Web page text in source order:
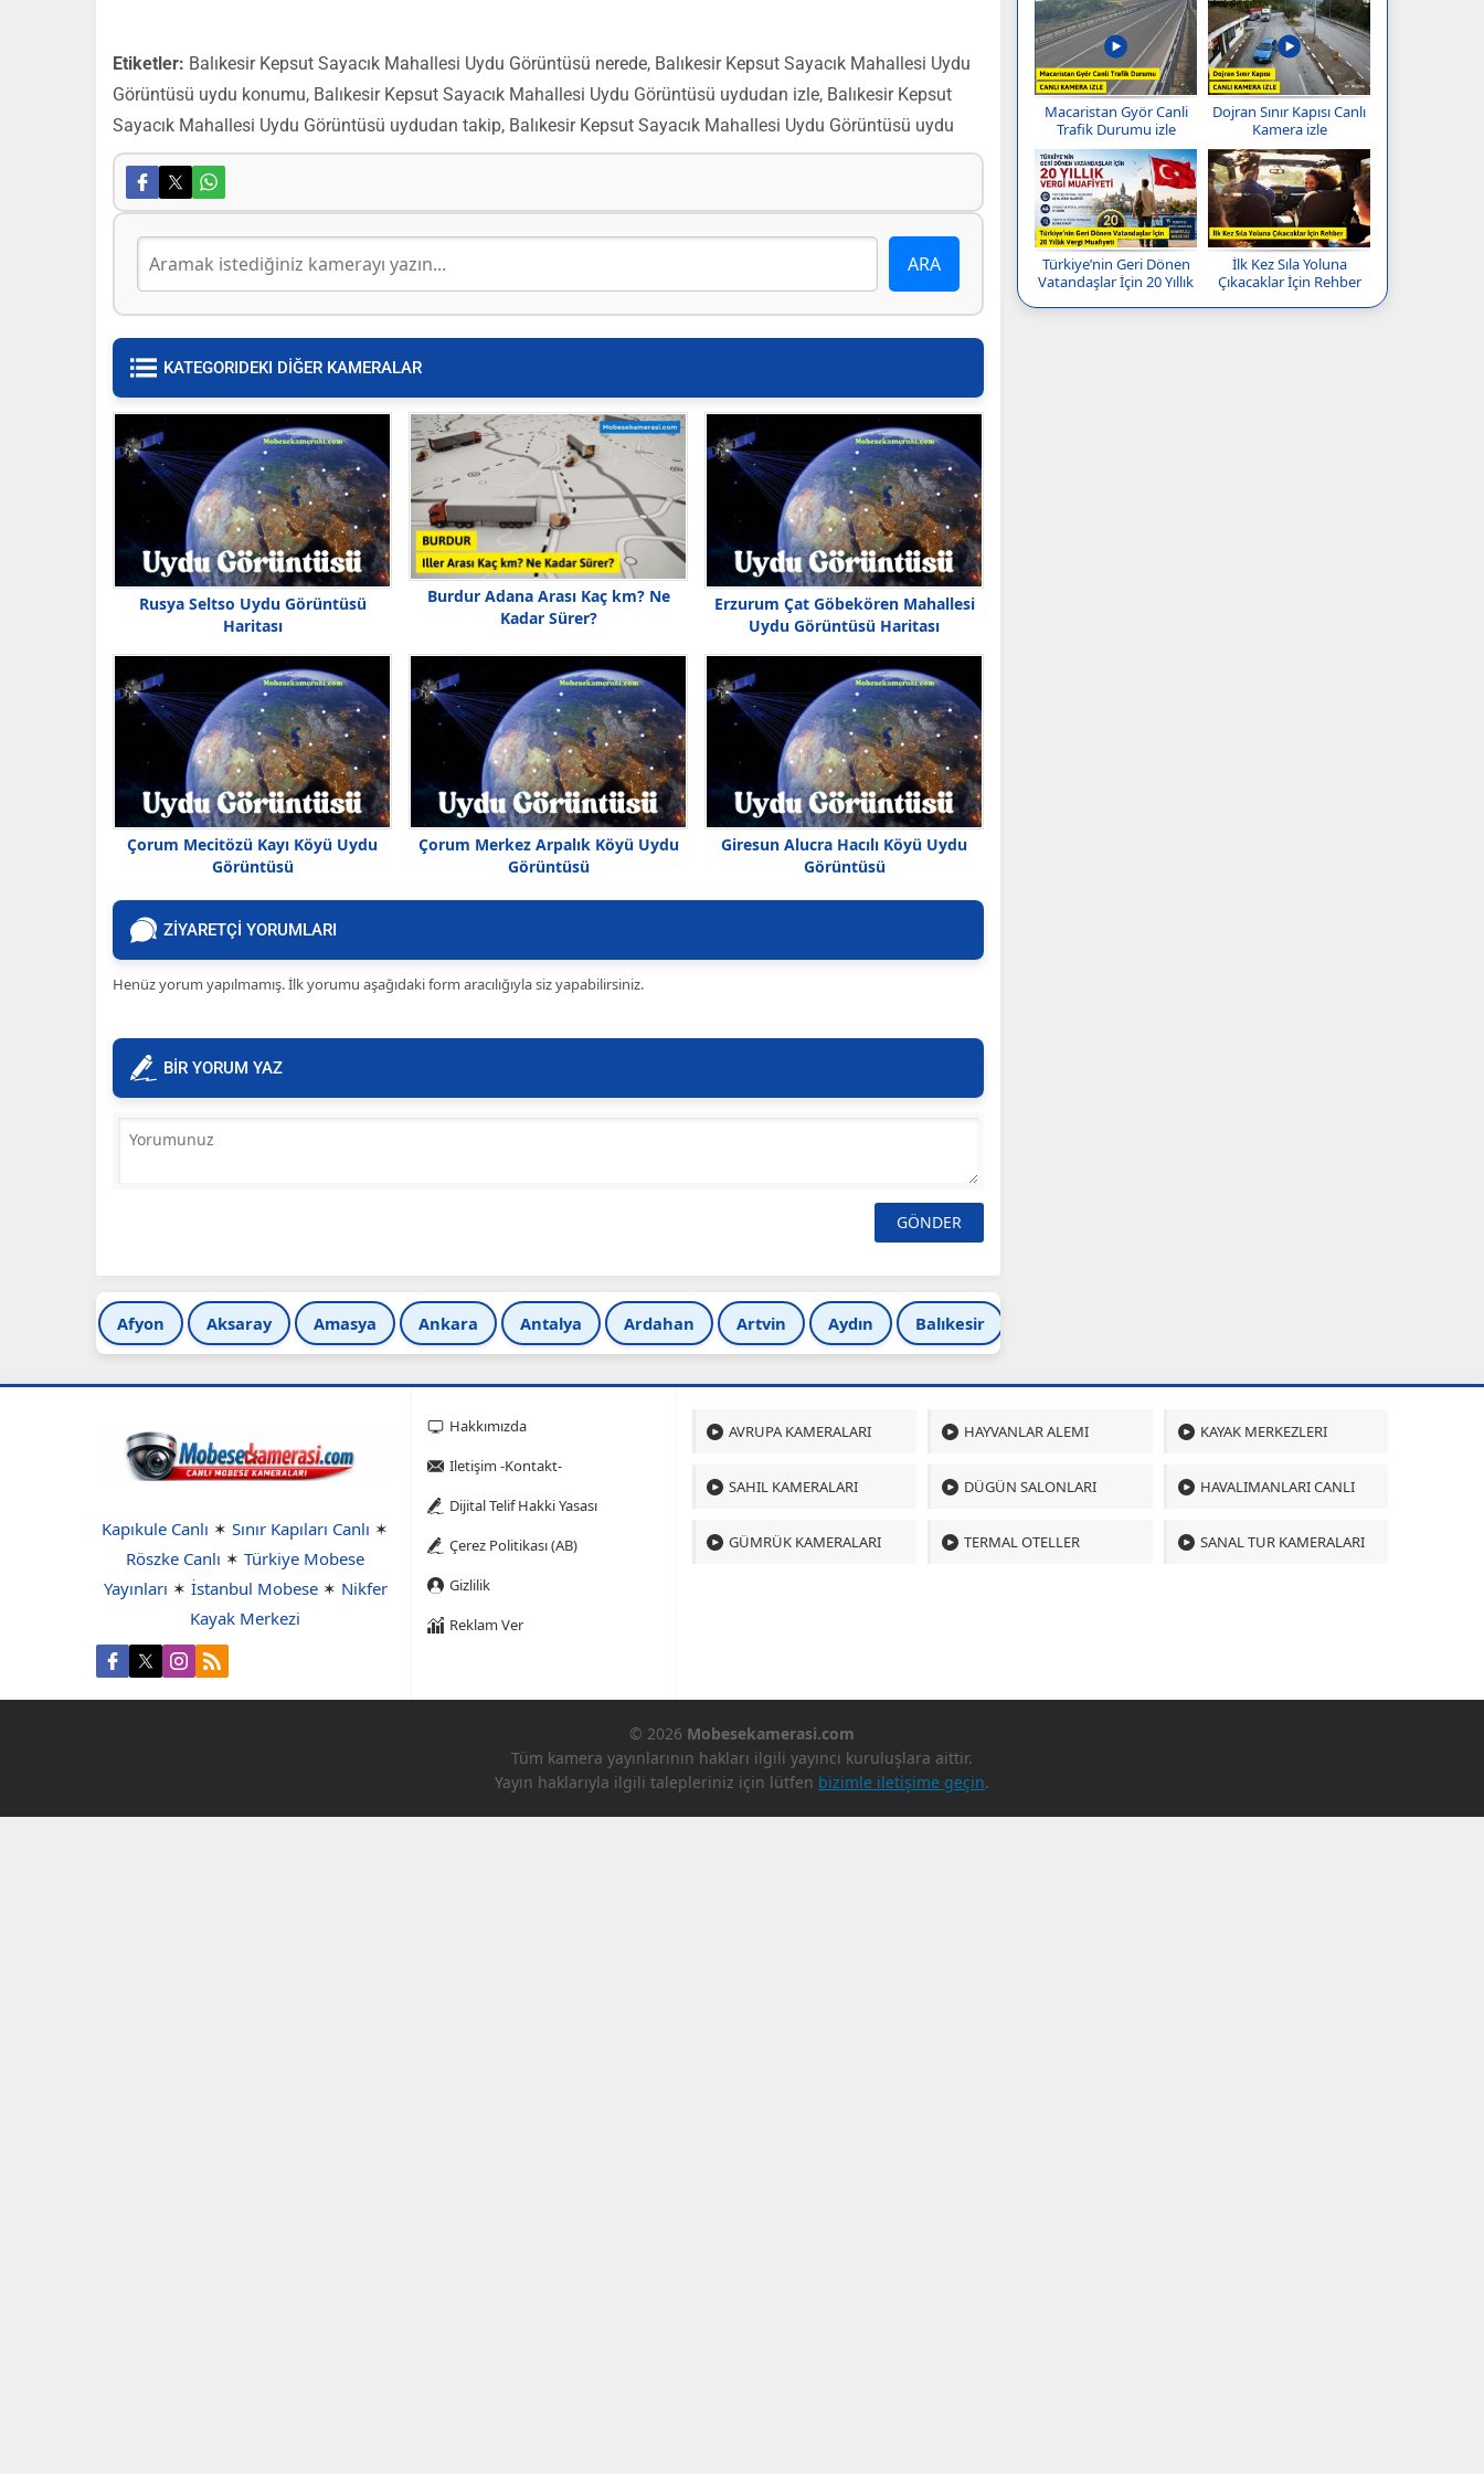
Etiketler: Balıkesir Kepsut Sayacık Mahallesi Uydu Görüntüsü nerede, Balıkesir Kepsut Sayacık Mahallesi Uydu
Görüntüsü uydu konumu, Balıkesir Kepsut Sayacık Mahallesi Uydu Görüntüsü uydudan izle, Balıkesir Kepsut
Sayacık Mahallesi Uydu Görüntüsü uydudan takip, Balıkesir Kepsut Sayacık Mahallesi Uydu Görüntüsü uydu
KATEGORIDEKI DİĞER KAMERALAR
Rusya Seltso Uydu Görüntüsü
Haritası
Burdur Adana Arası Kaç km? Ne
Kadar Sürer?
Erzurum Çat Göbekören Mahallesi
Uydu Görüntüsü Haritası
Çorum Mecitözü Kayı Köyü Uydu
Görüntüsü
Çorum Merkez Arpalık Köyü Uydu
Görüntüsü
Giresun Alucra Hacılı Köyü Uydu
Görüntüsü
ZİYARETÇİ YORUMLARI
Henüz yorum yapılmamış. İlk yorumu aşağıdaki form aracılığıyla siz yapabilirsiniz.
BİR YORUM YAZ
Afyon Aksaray Amasya Ankara Antalya Ardahan Artvin Aydın Balıkesir
Macaristan Györ Canli
Trafik Durumu izle
Dojran Sınır Kapısı Canlı
Kamera izle
Türkiye’nin Geri Dönen
Vatandaşlar İçin 20 Yıllık
İlk Kez Sıla Yoluna
Çıkacaklar İçin Rehber
Kapıkule Canlı ✶ Sınır Kapıları Canlı ✶
Röszke Canlı ✶ Türkiye Mobese
Yayınları ✶ İstanbul Mobese✶ Nikfer
Kayak Merkezi
Hakkımızda
Iletişim -Kontakt-
Dijital Telif Hakki Yasası
Çerez Politikası (AB)
Gizlilik
Reklam Ver
AVRUPA KAMERALARI HAYVANLAR ALEMI KAYAK MERKEZLERI
SAHIL KAMERALARI DÜGÜN SALONLARI HAVALIMANLARI CANLI
GÜMRÜK KAMERALARI TERMAL OTELLER SANAL TUR KAMERALARI
© 2026 Mobesekamerasi.com
Tüm kamera yayınlarının hakları ilgili yayıncı kuruluşlara aittir.
Yayın haklarıyla ilgili talepleriniz için lütfen bizimle iletişime geçin.